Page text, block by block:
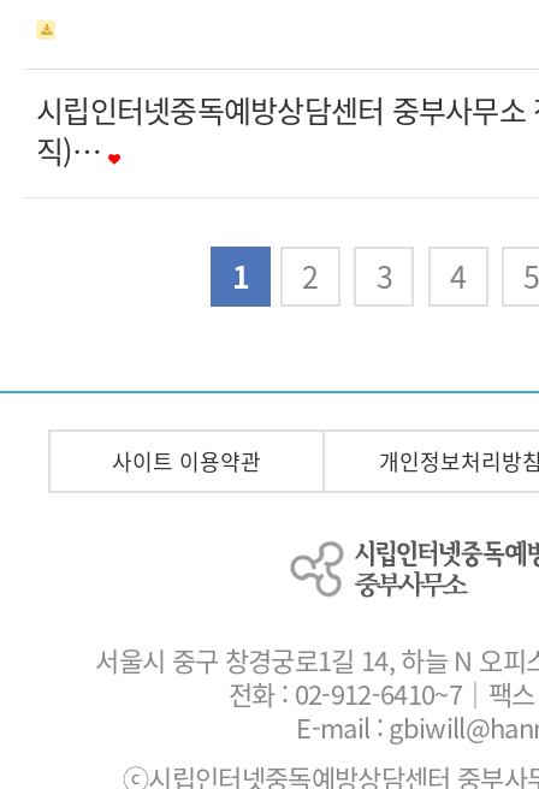
시립인터넷중독예방상담센터 중부사무소
직)…
1 2 3 4 5
사이트 이용약관 개인정보처리방
서울시 중구 창경궁로1길 14, 하늘 N 오
전화 : 02-912-6410~7 ｜팩
E-mail :
ⓒ시립인터넷중독예방상담센터 중부